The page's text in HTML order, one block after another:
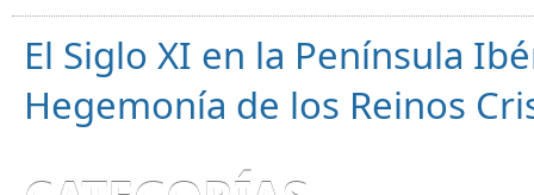
El Siglo XI en la Península
Hegemonía de los Reinos